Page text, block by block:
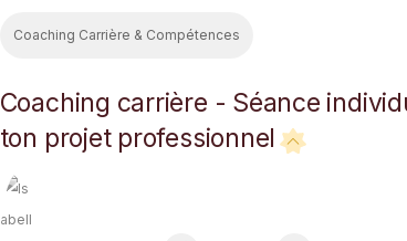
Coaching Carrière & Compétences
Coaching carrière - Séance
ton projet professionnel